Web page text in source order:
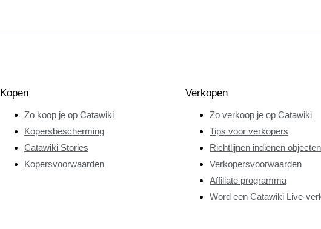
Kopen
Zo koop je op Catawiki
Kopersbescherming
Catawiki Stories
Kopersvoorwaarden
Verkopen
Zo verkoop je op Catawiki
Tips voor verkopers
Richtlijnen indienen objecten
Verkopersvoorwaarden
Affiliate programma
Word een Catawiki Live-